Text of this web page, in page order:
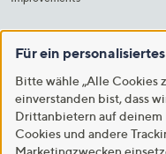
Für ein
Bitte wähle „Alle Cookies
einverstanden bist, dass
Drittanbietern auf
Cookies und andere
Marketingzwecken